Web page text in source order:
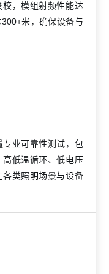
，模组射频性能达
米，确保设备与
业可靠性测试，包
低温循环、低电压
类照明场景与设备